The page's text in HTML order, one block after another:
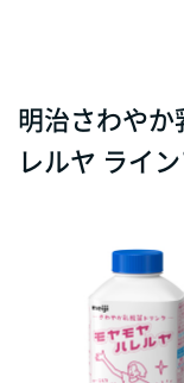
明治さわや
レルヤ ライ